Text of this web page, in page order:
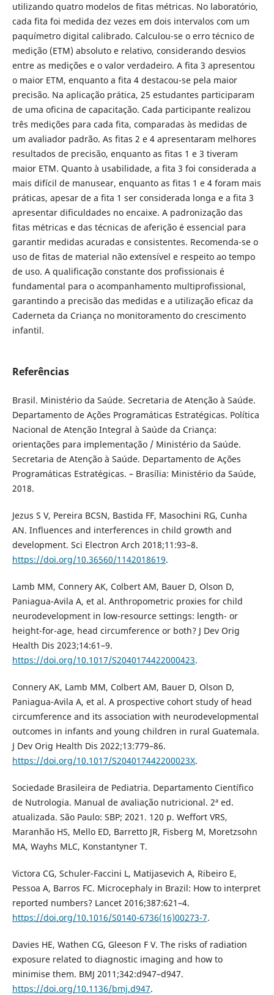
utilizando quatro modelos de fitas métricas. No laboratório,
cada fita foi medida dez vezes em dois intervalos com um
paquímetro digital calibrado. Calculou-se o erro técnico de
medição (ETM) absoluto e relativo, considerando desvios
entre as medições e o valor verdadeiro. A fita 3 apresentou
o maior ETM, enquanto a fita 4 destacou-se pela maior
precisão. Na aplicação prática, 25 estudantes participaram
de uma oficina de capacitação. Cada participante realizou
três medições para cada fita, comparadas às medidas de
um avaliador padrão. As fitas 2 e 4 apresentaram melhores
resultados de precisão, enquanto as fitas 1 e 3 tiveram
maior ETM. Quanto à usabilidade, a fita 3 foi considerada a
mais difícil de manusear, enquanto as fitas 1 e 4 foram mais
práticas, apesar de a fita 1 ser considerada longa e a fita 3
apresentar dificuldades no encaixe. A padronização das
fitas métricas e das técnicas de aferição é essencial para
garantir medidas acuradas e consistentes. Recomenda-se o
uso de fitas de material não extensível e respeito ao tempo
de uso. A qualificação constante dos profissionais é
fundamental para o acompanhamento multiprofissional,
garantindo a precisão das medidas e a utilização eficaz da
Caderneta da Criança no monitoramento do crescimento
infantil.
Referências
Brasil. Ministério da Saúde. Secretaria de Atenção à Saúde.
Departamento de Ações Programáticas Estratégicas. Política
Nacional de Atenção Integral à Saúde da Criança:
orientações para implementação / Ministério da Saúde.
Secretaria de Atenção à Saúde. Departamento de Ações
Programáticas Estratégicas. – Brasília: Ministério da Saúde,
2018.
Jezus S V, Pereira BCSN, Bastida FF, Masochini RG, Cunha
AN. Influences and interferences in child growth and
development. Sci Electron Arch 2018;11:93–8.
https://doi.org/10.36560/1142018619.
Lamb MM, Connery AK, Colbert AM, Bauer D, Olson D,
Paniagua-Avila A, et al. Anthropometric proxies for child
neurodevelopment in low-resource settings: length- or
height-for-age, head circumference or both? J Dev Orig
Health Dis 2023;14:61–9.
https://doi.org/10.1017/S2040174422000423.
Connery AK, Lamb MM, Colbert AM, Bauer D, Olson D,
Paniagua-Avila A, et al. A prospective cohort study of head
circumference and its association with neurodevelopmental
outcomes in infants and young children in rural Guatemala.
J Dev Orig Health Dis 2022;13:779–86.
https://doi.org/10.1017/S204017442200023X.
Sociedade Brasileira de Pediatria. Departamento Científico
de Nutrologia. Manual de avaliação nutricional. 2ª ed.
atualizada. São Paulo: SBP; 2021. 120 p. Weffort VRS,
Maranhão HS, Mello ED, Barretto JR, Fisberg M, Moretzsohn
MA, Wayhs MLC, Konstantyner T.
Victora CG, Schuler-Faccini L, Matijasevich A, Ribeiro E,
Pessoa A, Barros FC. Microcephaly in Brazil: How to interpret
reported numbers? Lancet 2016;387:621–4.
https://doi.org/10.1016/S0140-6736(16)00273-7.
Davies HE, Wathen CG, Gleeson F V. The risks of radiation
exposure related to diagnostic imaging and how to
minimise them. BMJ 2011;342:d947–d947.
https://doi.org/10.1136/bmj.d947.